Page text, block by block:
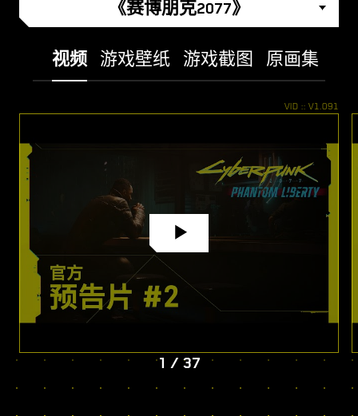
《赛博朋克2077》
视频 游戏壁纸 游戏截图 原画集
1 / 37